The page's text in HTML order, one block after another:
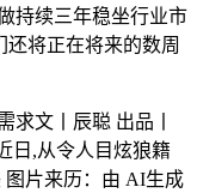
持续三年稳坐行业市
将正在将来的数周
文丨辰聪 出品丨
日,从令人目炫狼籍
图片来历：由 AI生成